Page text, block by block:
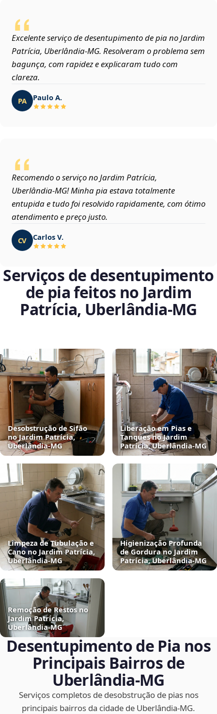
Excelente serviço de desentupimento de pia no Jardim
Patrícia, Uberlândia‑MG. Resolveram o problema sem
bagunça, com rapidez e explicaram tudo com
clareza.
PA Paulo A.
Recomendo o serviço no Jardim Patrícia,
Uberlândia‑MG! Minha pia estava totalmente
entupida e tudo foi resolvido rapidamente, com ótimo
atendimento e preço justo.
CV Carlos V.
Serviços de desentupimento
de pia feitos no Jardim
Patrícia, Uberlândia‑MG
Desobstrução de Sifão
no Jardim Patrícia,
Uberlândia‑MG
Liberação em Pias e
Tanques no Jardim
Patrícia, Uberlândia‑MG
Limpeza de Tubulação e
Cano no Jardim Patrícia,
Uberlândia‑MG
Higienização Profunda
de Gordura no Jardim
Patrícia, Uberlândia‑MG
Remoção de Restos no
Jardim Patrícia,
Uberlândia‑MG
Desentupimento de Pia nos
Principais Bairros de
Uberlândia‑MG
Serviços completos de desobstrução de pias nos
principais bairros da cidade de Uberlândia‑MG.